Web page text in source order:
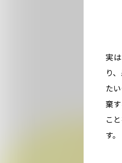
実
り
た
棄
こ
す。